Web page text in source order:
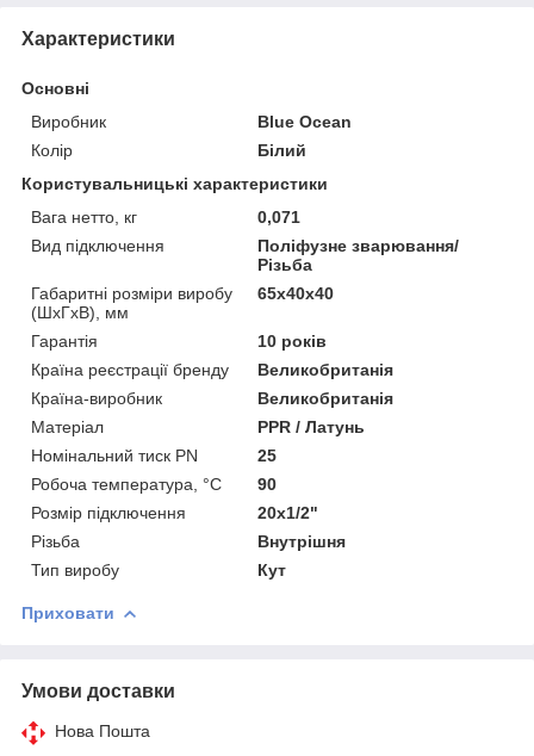
Характеристики
Основні
Виробник
Blue Ocean
Колір
Білий
Користувальницькі характеристики
Вага нетто, кг
0,071
Вид підключення
Поліфузне зварювання/
Різьба
Габаритні розміри виробу
(ШхГхВ), мм
65х40х40
Гарантія
10 років
Країна реєстрації бренду
Великобританія
Країна-виробник
Великобританія
Матеріал
PPR / Латунь
Номінальний тиск PN
25
Робоча температура, °C
90
Розмір підключення
20x1/2"
Різьба
Внутрішня
Тип виробу
Кут
Приховати
Умови доставки
Нова Пошта